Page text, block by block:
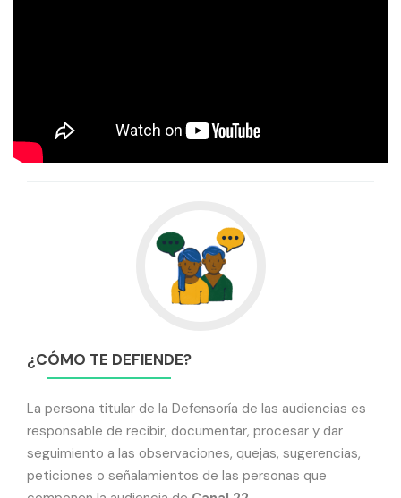
¿CÓMO TE DEFIENDE?
La persona titular de la Defensoría de las audiencias es
responsable de recibir, documentar, procesar y dar
seguimiento a las observaciones, quejas, sugerencias,
peticiones o señalamientos de las personas que